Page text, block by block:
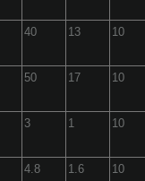
40 13 10
50 17 10
3 1 10
4.8 1.6 10